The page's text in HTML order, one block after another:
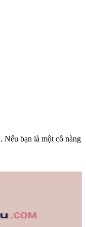
Nếu bạn là một cô nàng